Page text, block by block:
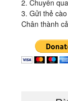
2. Chuyển
3. Gửi thẻ
Chân thành